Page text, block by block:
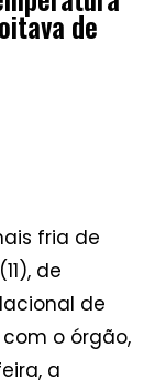
de
fria de
de
de
o órgão,
a